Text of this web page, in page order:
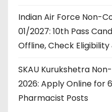
Indian Air Force Non-
01/2027: 10th Pass
Offline, Check
SKAU Kurukshetra
2026: Apply Online for
Pharmacist Posts